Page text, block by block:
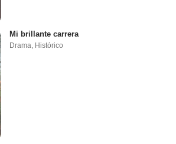
Mi brillante carrera
Drama Histórico